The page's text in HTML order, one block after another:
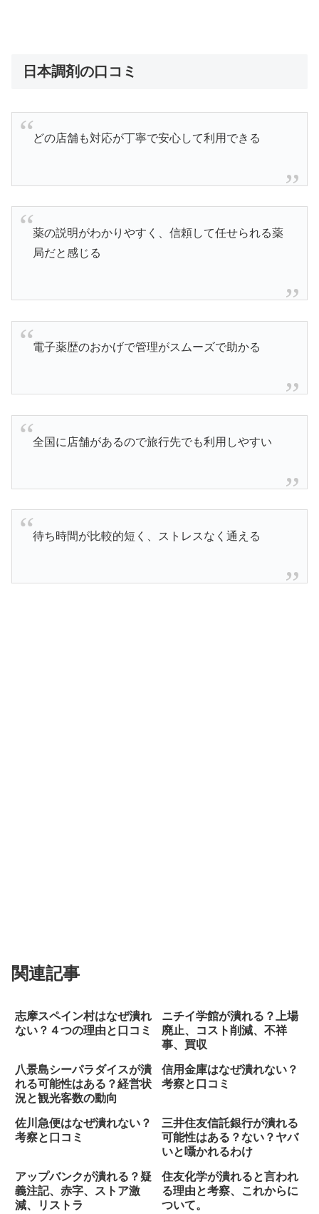
日本調剤の口コミ
どの店舗も対応が丁寧で安心して利用できる
薬の説明がわかりやすく、信頼して任せられる薬
局だと感じる
電子薬歴のおかげで管理がスムーズで助かる
全国に店舗があるので旅行先でも利用しやすい
待ち時間が比較的短く、ストレスなく通える
関連記事
志摩スペイン村はなぜ潰れ
ない？４つの理由と口コミ
ニチイ学館が潰れる？上場
廃止、コスト削減、不祥
事、買収
八景島シーパラダイスが潰
れる可能性はある？経営状
況と観光客数の動向
信用金庫はなぜ潰れない？
考察と口コミ
佐川急便はなぜ潰れない？
考察と口コミ
三井住友信託銀行が潰れる
可能性はある？ない？ヤバ
いと囁かれるわけ
アップバンクが潰れる？疑
義注記、赤字、ストア激
減、リストラ
住友化学が潰れると言われ
る理由と考察、これからに
ついて。